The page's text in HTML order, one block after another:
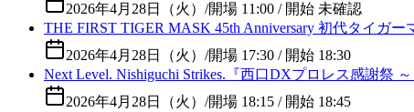
2026年4月28日（火） /開場 11:00 / 開始 未確認
THE FIRST TIGER MASK 45th Anniversary 初代タイガ
2026年4月28日（火） /開場 17:30 / 開始 18:30
Next Level. Nishiguchi Strikes.『西口DXプロレス感謝祭
2026年4月28日（火） /開場 18:15 / 開始 18:45